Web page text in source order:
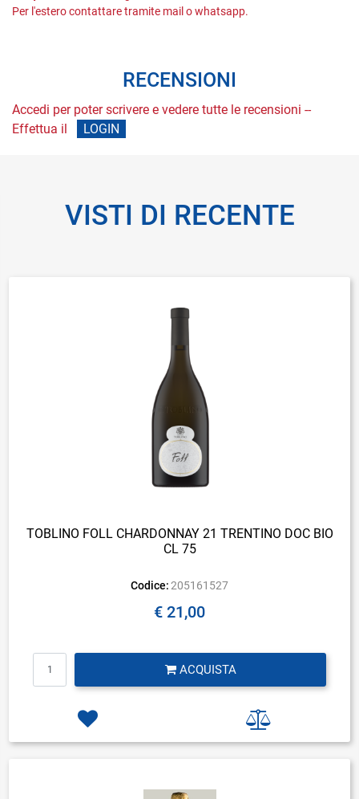
Per l'estero contattare tramite mail o whatsapp.
RECENSIONI
Accedi per poter scrivere e vedere tutte le recensioni --
Effettua il
LOGIN
VISTI DI RECENTE
TOBLINO FOLL CHARDONNAY 21 TRENTINO DOC BIO
CL 75
Codice: 205161527
€ 21,00
ACQUISTA